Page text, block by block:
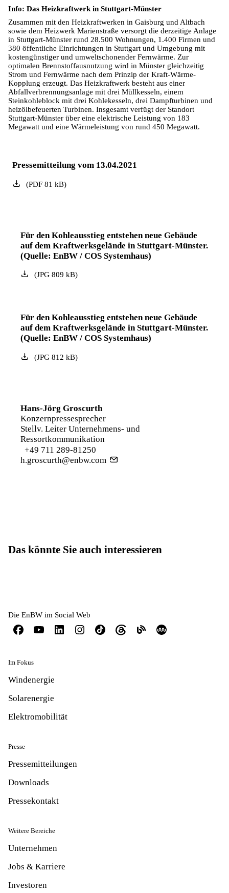
Info: Das Heizkraftwerk in Stuttgart-Münster
Zusammen mit den Heizkraftwerken in Gaisburg und Altbach
sowie dem Heizwerk Marienstraße versorgt die derzeitige Anlage
in Stuttgart-Münster rund 28.500 Wohnungen, 1.400 Firmen und
380 öffentliche Einrichtungen in Stuttgart und Umgebung mit
kostengünstiger und umweltschonender Fernwärme. Zur
optimalen Brennstoffausnutzung wird in Münster gleichzeitig
Strom und Fernwärme nach dem Prinzip der Kraft-Wärme-
Kopplung erzeugt. Das Heizkraftwerk besteht aus einer
Abfallverbrennungs­anlage mit drei Müllkesseln, einem
Steinkohleblock mit drei Kohlekesseln, drei Dampfturbinen und
heizölbefeuerten Turbinen. Insgesamt verfügt der Standort
Stuttgart-Münster über eine elektrische Leistung von 183
Megawatt und eine Wärmeleistung von rund 450 Megawatt.
Pressemitteilung vom 13.04.2021
(PDF81 kB)
Für den Kohleausstieg entstehen neue Gebäude
auf dem Kraftwerksgelände in Stuttgart-Münster.
(Quelle: EnBW / COS Systemhaus)
(JPG809 kB)
Für den Kohleausstieg entstehen neue Gebäude
auf dem Kraftwerksgelände in Stuttgart-Münster.
(Quelle: EnBW / COS Systemhaus)
(JPG812 kB)
Hans-Jörg Groscurth
Konzernpressesprecher
Stellv. Leiter Unternehmens- und
Ressortkommunikation
+49 711 289-81250
h.groscurth@enbw.com
Das könnte Sie auch interessieren
Die EnBW im Social Web
Im Fokus
Windenergie
Solarenergie
Elektromobilität
Presse
Pressemitteilungen
Downloads
Pressekontakt
Weitere Bereiche
Unternehmen
Jobs & Karriere
Investoren